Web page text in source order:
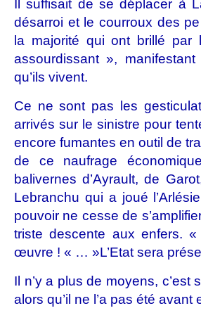
Il suffisait de se déplacer à
désarroi et le courroux des
la majorité qui ont brillé
assourdissant »,
qu’ils vivent.
Ce ne sont pas les
arrivés sur le sinistre pour
encore fumantes en outil de
de ce naufrage
balivernes d’Ayrault, de
Lebranchu qui a joué
pouvoir ne cesse de
triste descente aux enfers.
œuvre ! « … »L’Etat sera
Il n’y a plus de moyens, c’est
alors qu’il ne l’a pas été avant